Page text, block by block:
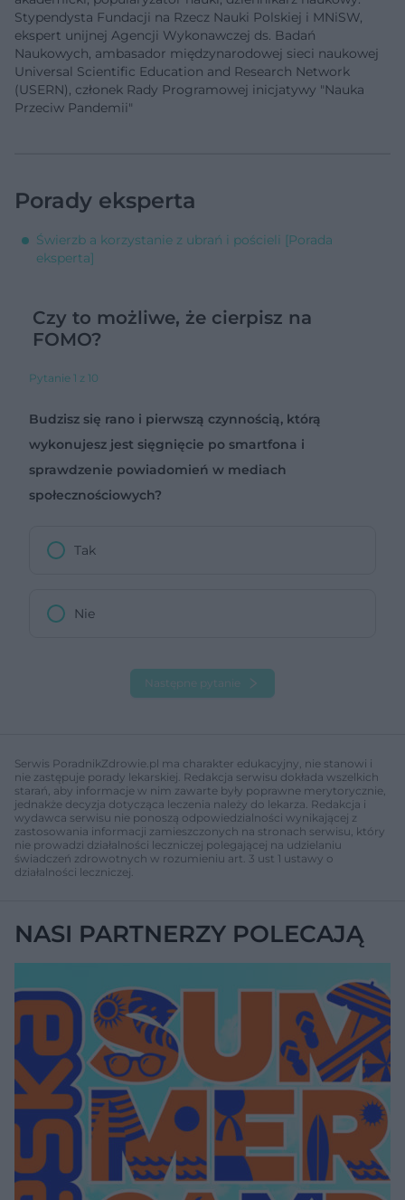
Stypendysta Fundacji na Rzecz Nauki Polskiej i MNiSW,
ekspert unijnej Agencji Wykonawczej ds. Badań
Naukowych, ambasador międzynarodowej sieci naukowej
Universal Scientific Education and Research Network
(USERN), członek Rady Programowej inicjatywy "Nauka
Przeciw Pandemii"
Porady eksperta
Świerzb a korzystanie z ubrań i pościeli [Porada
eksperta]
Czy to możliwe, że cierpisz na
FOMO?
Pytanie 1 z 10
Budzisz się rano i pierwszą czynnością, którą
wykonujesz jest sięgnięcie po smartfona i
sprawdzenie powiadomień w mediach
społecznościowych?
Tak
Nie
Następne pytanie
Serwis PoradnikZdrowie.pl ma charakter edukacyjny, nie stanowi i
nie zastępuje porady lekarskiej. Redakcja serwisu dokłada wszelkich
starań, aby informacje w nim zawarte były poprawne merytorycznie,
jednakże decyzja dotycząca leczenia należy do lekarza. Redakcja i
wydawca serwisu nie ponoszą odpowiedzialności wynikającej z
zastosowania informacji zamieszczonych na stronach serwisu, który
nie prowadzi działalności leczniczej polegającej na udzielaniu
świadczeń zdrowotnych w rozumieniu art. 3 ust 1 ustawy o
działalności leczniczej.
NASI PARTNERZY POLECAJĄ